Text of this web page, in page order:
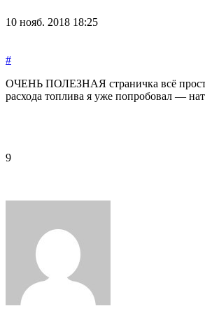
10 нояб. 2018 18:25
#
ОЧЕНЬ ПОЛЕЗНАЯ страничка всё
расхода топлива я уже попробовал —
9